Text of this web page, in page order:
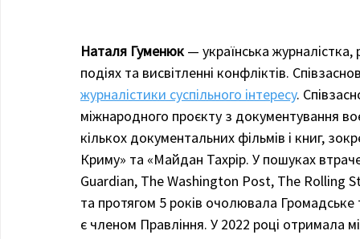
Наталя Гуменюк — українська журналістка,
подіях та висвітленні конфліктів.
журналістики суспільного інтересу.
міжнародного проєкту з документування
кількох документальних фільмів і книг,
Криму» та «Майдан Тахрір. У пошуках
Guardian, The Washington Post, The Rolling
та протягом 5 років очолювала
є членом Правління. У 2022 році отримала